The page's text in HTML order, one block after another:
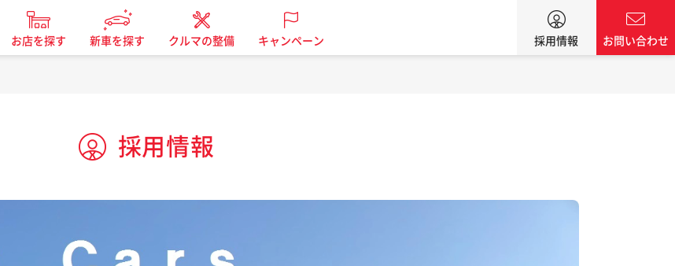
お店を探す 新車を探す クルマの整備 キャンペーン 採用情報 お問い合わせ
採用情報